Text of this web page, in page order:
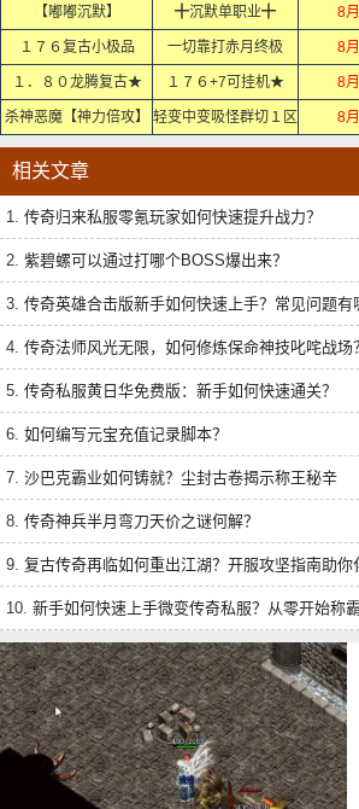
【嘟嘟沉默】 ╋沉默单职业╋ 8
１７６复古小极品 一切靠打赤月终极 8
１．８０龙腾复古★ １７６+7可挂机★ 8
杀神恶魔【神力倍攻】 轻变中变吸怪群切１区 8
相关文章
1. 传奇归来私服零氪玩家如何快速提升战力？
2. 紫碧螺可以通过打哪个BOSS爆出来？
3. 传奇英雄合击版新手如何快速上手？常见问题有
4. 传奇法师风光无限，如何修炼保命神技叱咤战场？
5. 传奇私服黄日华免费版：新手如何快速通关？
6. 如何编写元宝充值记录脚本？
7. 沙巴克霸业如何铸就？尘封古卷揭示称王秘辛
8. 传奇神兵半月弯刀天价之谜何解？
9. 复古传奇再临如何重出江湖？开服攻坚指南助你
10. 新手如何快速上手微变传奇私服？从零开始称